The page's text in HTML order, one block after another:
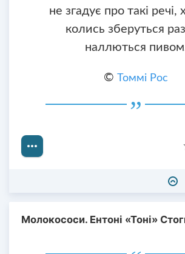
не згадує про такі речі,
колись зберуться
наллються
© Томмі Рос
Молокососи. Ентоні «Тоні»